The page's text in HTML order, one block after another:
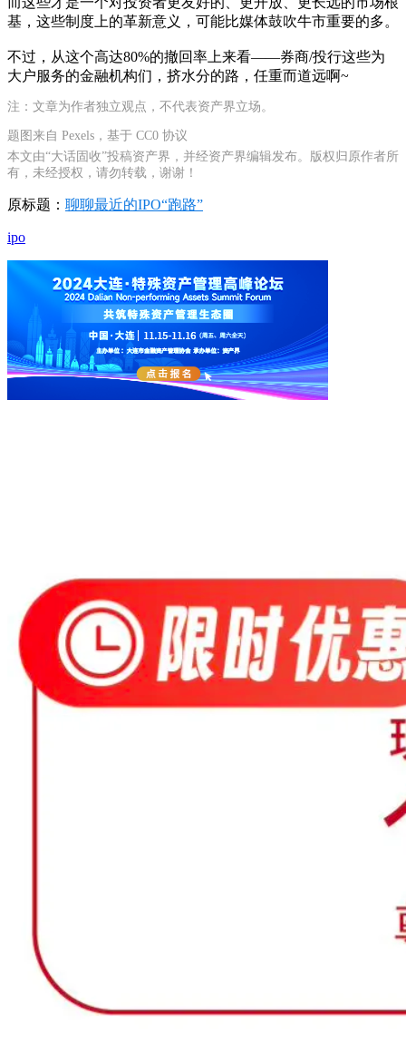
基，这些制度上的革新意义，可能比媒体鼓吹牛市重要的多。
不过，从这个高达80%的撤回率上来看——券商/投行这些为
大户服务的金融机构们，挤水分的路，任重而道远啊~
注：文章为作者独立观点，不代表资产界立场。
题图来自 Pexels，基于 CC0 协议
本文由“大话固收”投稿资产界，并经资产界编辑发布。版权归原作者所
有，未经授权，请勿转载，谢谢！
原标题： 聊聊最近的IPO“跑路”
ipo